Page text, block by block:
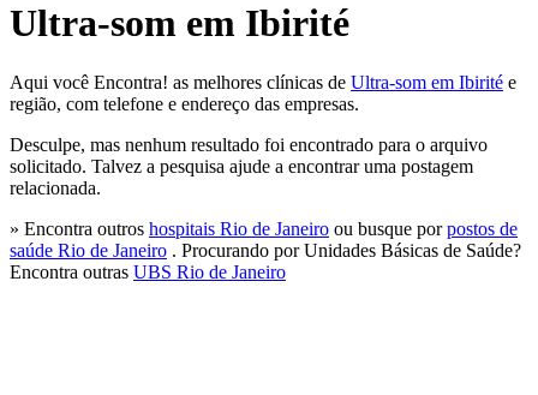
Ultra-som em Ibirité
Aqui você Encontra! as melhores clínicas de Ultra-som em Ibirité e
região, com telefone e endereço das empresas.
Desculpe, mas nenhum resultado foi encontrado para o arquivo
solicitado. Talvez a pesquisa ajude a encontrar uma postagem
relacionada.
» Encontra outros hospitais Rio de Janeiro ou busque porpostos de
saúde Rio de Janeiro . Procurando por Unidades Básicas de Saúde?
Encontra outras UBS Rio de Janeiro